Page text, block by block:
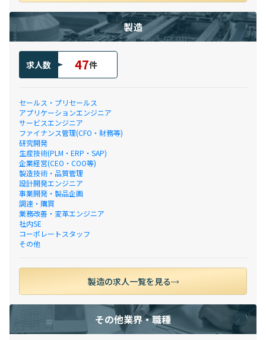
製造
求人数 47件
セールス・プリセールス
アプリケーションエンジニア
サービスエンジニア
ファイナンス管理(CFO・財務等)
研究開発
生産技術(PLM・ERP・SAP)
企業経営(CEO・COO等)
製造技術・品質管理
設計開発エンジニア
事業開発・製品企画
調達・購買
業務改善・変革エンジニア
社内SE
コーポレートスタッフ
その他
製造の求人一覧を見る
その他業界・職種